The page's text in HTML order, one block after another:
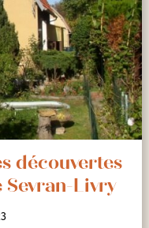
découvertes
Livry